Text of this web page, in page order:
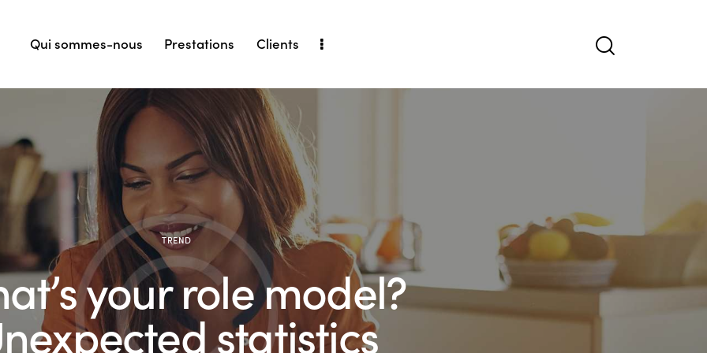
Qui sommes-nous Prestations Clients
TREND
your role model?
statistics